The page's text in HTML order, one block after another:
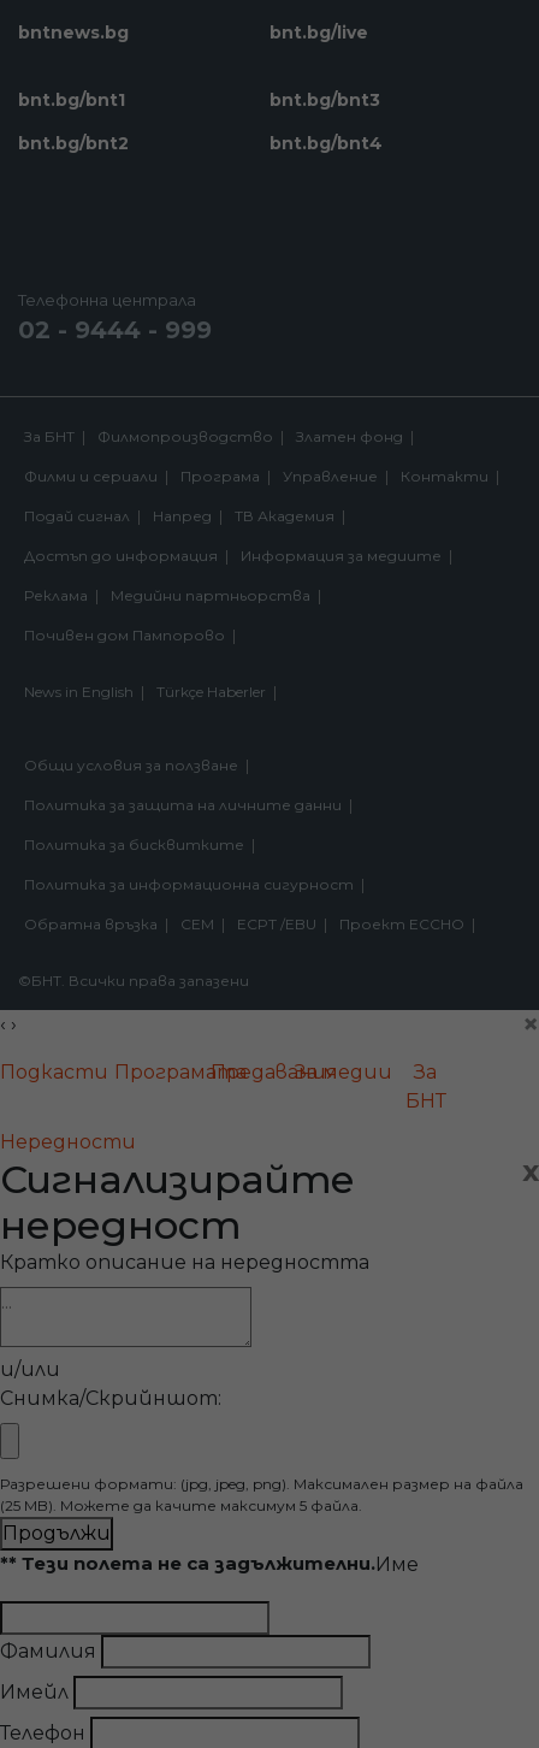
bntnews.bg
bnt.bg/live
bnt.bg/bnt1
bnt.bg/bnt2
bnt.bg/bnt3
bnt.bg/bnt4
Телефонна централа
02 - 9444 - 999
За БНТ Филмопроизводство Златен фонд
Филми и сериали Програма Управление Контакти
Подай сигнал Напред ТВ Академия
Достъп до информация Информация за медиите
Реклама Медийни партньорства
Почивен дом Пампорово
News in English Türkçe Haberler
Общи условия за ползване
Политика за защита на личните данни
Политика за бисквитките
Политика за информационна сигурност
Обратна връзка СЕМ ECPT /EBU Проект ECCHO
©БНТ. Всички права запазени
‹ › ×
Подкасти ПрограматаПредаванияЗа медии
За
БНТ
Нередности
x
Сигнализирайте
нередност
Кратко описание на нередността
и/или
Снимка/Скрийншот:
Разрешени формати: (jpg, jpeg, png). Максимален размер на файла
(25 MB). Можете да качите максимум 5 файла.
Продължи
** Тези полета не са задължителни.Име
Фамилия
Имейл
Телефон